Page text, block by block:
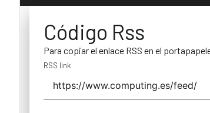
Código Rss
Para copiar el enlace RSS en el
RSS link